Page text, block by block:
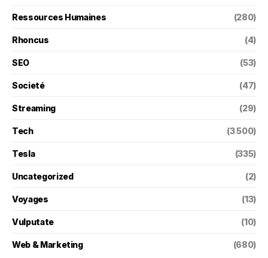
Ressources Humaines (280)
Rhoncus (4)
SEO (53)
Societé (47)
Streaming (29)
Tech (3 500)
Tesla (335)
Uncategorized (2)
Voyages (13)
Vulputate (10)
Web & Marketing (680)